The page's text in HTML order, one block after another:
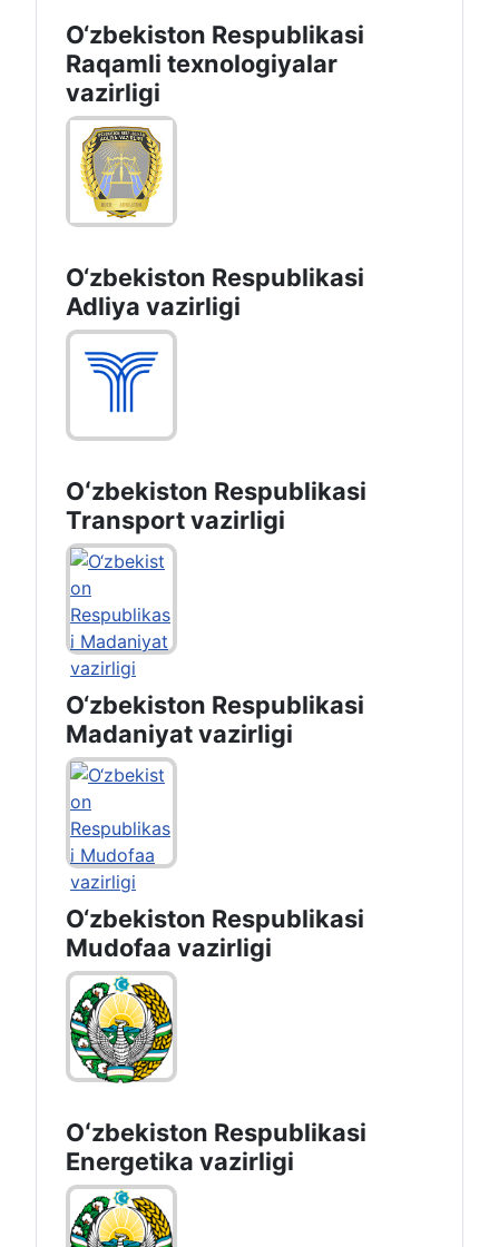
O‘zbekiston Respublikasi
Raqamli texnologiyalar
vazirligi
O‘zbekiston Respublikasi
Adliya vazirligi
Oʻzbekiston Respublikasi
Transport vazirligi
O‘zbekiston Respublikasi
Madaniyat vazirligi
O‘zbekiston Respublikasi
Mudofaa vazirligi
Oʻzbekiston Respublikasi
Energetika vazirligi